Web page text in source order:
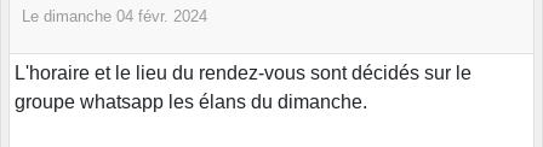
Le dimanche 04 févr. 2024
L'horaire et le lieu du rendez-vous sont décidés sur le
groupe whatsapp les élans du dimanche.